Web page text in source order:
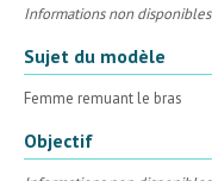
Informations non disponibles
Sujet du modèle
Femme remuant le bras
Objectif